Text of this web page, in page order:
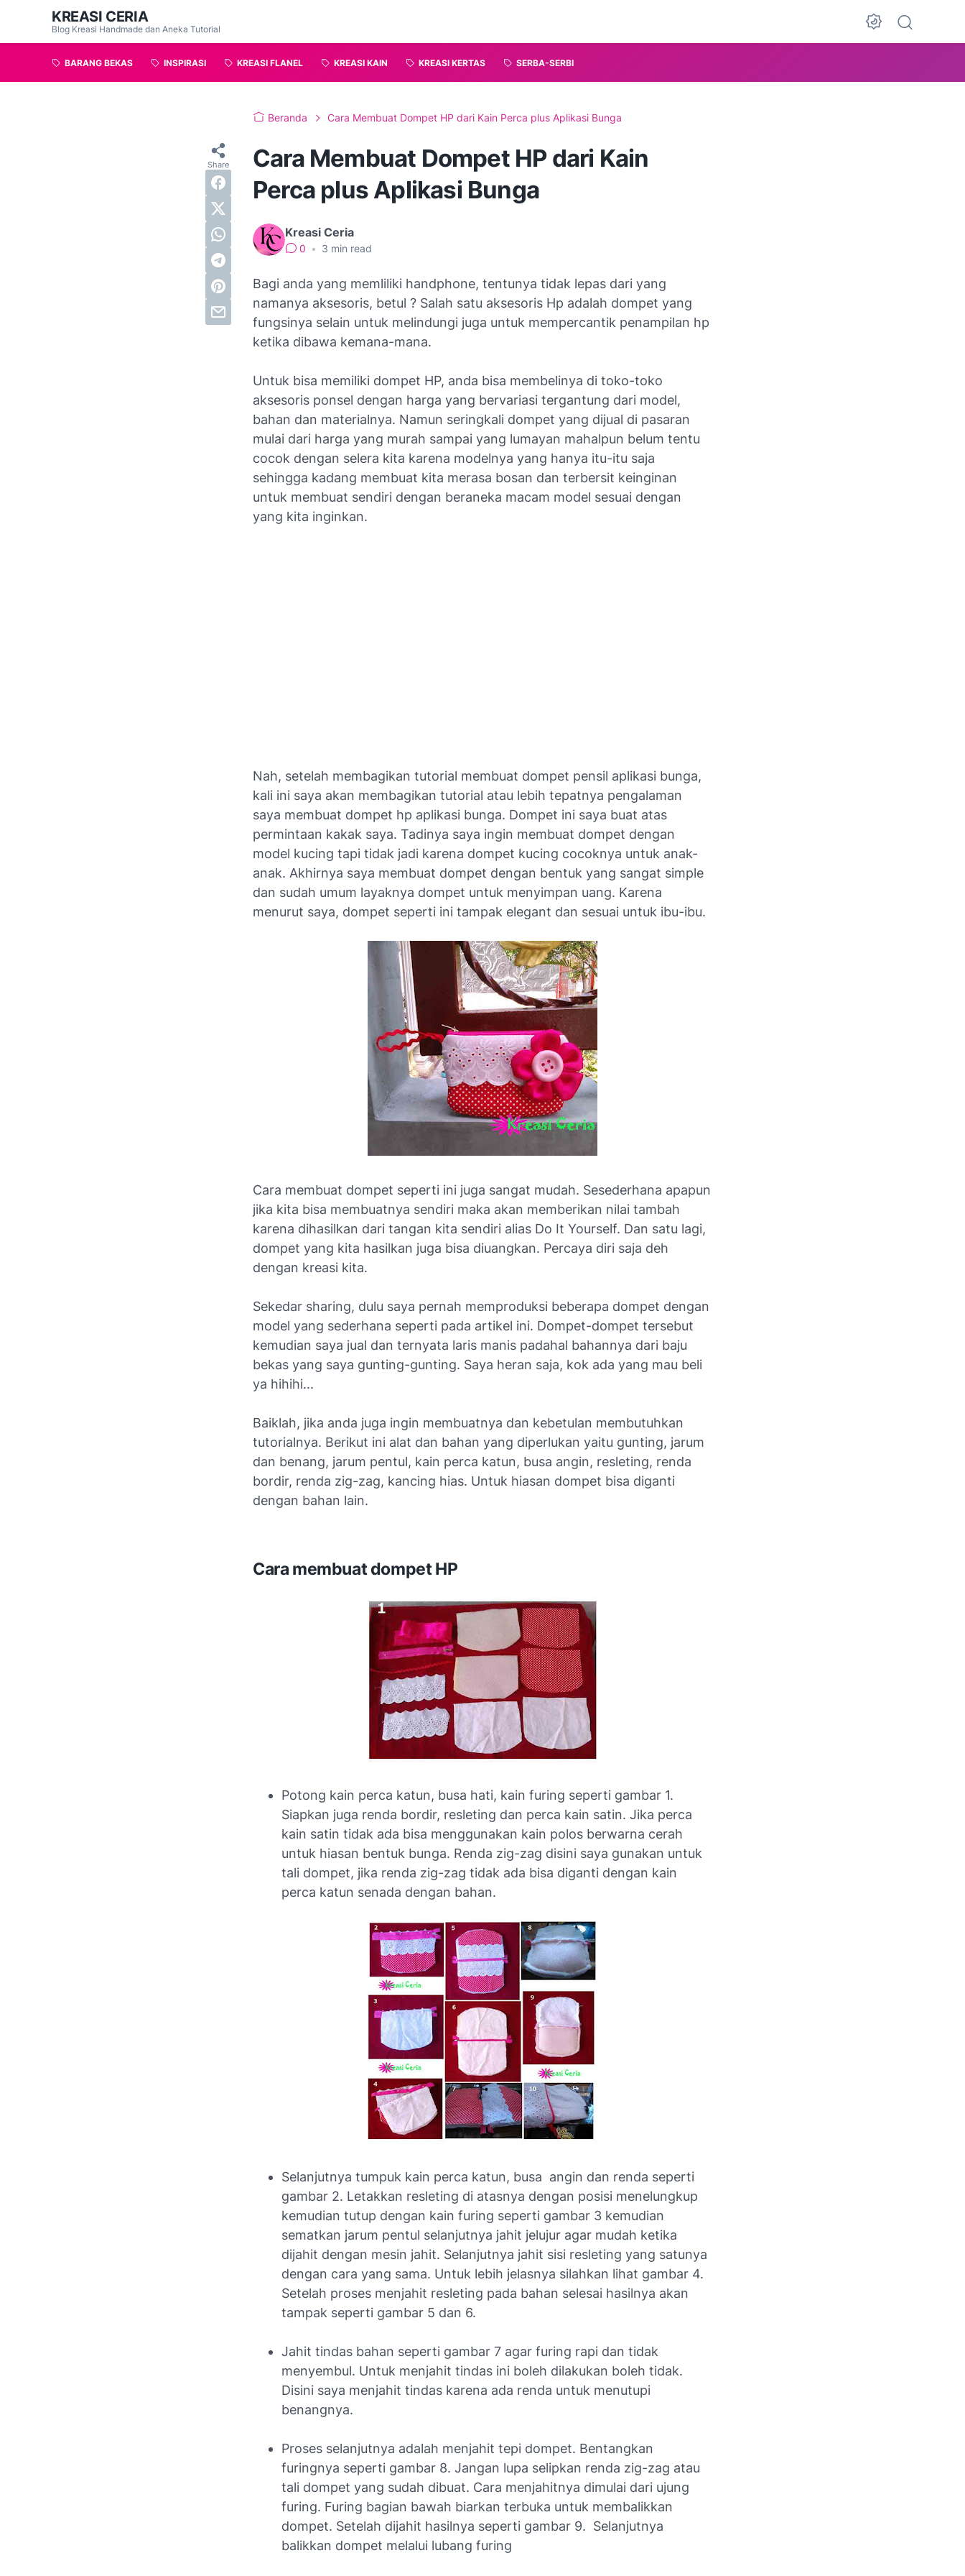
KREASI CERIA
Blog Kreasi Handmade dan Aneka Tutorial
BARANG BEKAS INSPIRASI KREASI FLANEL KREASI KAIN KREASI KERTAS SERBA-SERBI
Beranda Cara Membuat Dompet HP dari Kain Perca plus Aplikasi Bunga
Cara Membuat Dompet HP dari Kain
Perca plus Aplikasi Bunga
Kreasi Ceria
0 • 3 min read
Bagi anda yang memliliki handphone, tentunya tidak lepas dari yang
namanya aksesoris, betul ? Salah satu aksesoris Hp adalah dompet yang
fungsinya selain untuk melindungi juga untuk mempercantik penampilan hp
ketika dibawa kemana-mana.
Untuk bisa memiliki dompet HP, anda bisa membelinya di toko-toko
aksesoris ponsel dengan harga yang bervariasi tergantung dari model,
bahan dan materialnya. Namun seringkali dompet yang dijual di pasaran
mulai dari harga yang murah sampai yang lumayan mahalpun belum tentu
cocok dengan selera kita karena modelnya yang hanya itu-itu saja
sehingga kadang membuat kita merasa bosan dan terbersit keinginan
untuk membuat sendiri dengan beraneka macam model sesuai dengan
yang kita inginkan.
Nah, setelah membagikan tutorial membuat dompet pensil aplikasi bunga,
kali ini saya akan membagikan tutorial atau lebih tepatnya pengalaman
saya membuat dompet hp aplikasi bunga. Dompet ini saya buat atas
permintaan kakak saya. Tadinya saya ingin membuat dompet dengan
model kucing tapi tidak jadi karena dompet kucing cocoknya untuk anak-
anak. Akhirnya saya membuat dompet dengan bentuk yang sangat simple
dan sudah umum layaknya dompet untuk menyimpan uang. Karena
menurut saya, dompet seperti ini tampak elegant dan sesuai untuk ibu-ibu.
Cara membuat dompet seperti ini juga sangat mudah. Sesederhana apapun
jika kita bisa membuatnya sendiri maka akan memberikan nilai tambah
karena dihasilkan dari tangan kita sendiri alias Do It Yourself. Dan satu lagi,
dompet yang kita hasilkan juga bisa diuangkan. Percaya diri saja deh
dengan kreasi kita.
Sekedar sharing, dulu saya pernah memproduksi beberapa dompet dengan
model yang sederhana seperti pada artikel ini. Dompet-dompet tersebut
kemudian saya jual dan ternyata laris manis padahal bahannya dari baju
bekas yang saya gunting-gunting. Saya heran saja, kok ada yang mau beli
ya hihihi...
Baiklah, jika anda juga ingin membuatnya dan kebetulan membutuhkan
tutorialnya. Berikut ini alat dan bahan yang diperlukan yaitu gunting, jarum
dan benang, jarum pentul, kain perca katun, busa angin, resleting, renda
bordir, renda zig-zag, kancing hias. Untuk hiasan dompet bisa diganti
dengan bahan lain.
Cara membuat dompet HP
Potong kain perca katun, busa hati, kain furing seperti gambar 1.
Siapkan juga renda bordir, resleting dan perca kain satin. Jika perca
kain satin tidak ada bisa menggunakan kain polos berwarna cerah
untuk hiasan bentuk bunga. Renda zig-zag disini saya gunakan untuk
tali dompet, jika renda zig-zag tidak ada bisa diganti dengan kain
perca katun senada dengan bahan.
Selanjutnya tumpuk kain perca katun, busa angin dan renda seperti
gambar 2. Letakkan resleting di atasnya dengan posisi menelungkup
kemudian tutup dengan kain furing seperti gambar 3 kemudian
sematkan jarum pentul selanjutnya jahit jelujur agar mudah ketika
dijahit dengan mesin jahit. Selanjutnya jahit sisi resleting yang satunya
dengan cara yang sama. Untuk lebih jelasnya silahkan lihat gambar 4.
Setelah proses menjahit resleting pada bahan selesai hasilnya akan
tampak seperti gambar 5 dan 6.
Jahit tindas bahan seperti gambar 7 agar furing rapi dan tidak
menyembul. Untuk menjahit tindas ini boleh dilakukan boleh tidak.
Disini saya menjahit tindas karena ada renda untuk menutupi
benangnya.
Proses selanjutnya adalah menjahit tepi dompet. Bentangkan
furingnya seperti gambar 8. Jangan lupa selipkan renda zig-zag atau
tali dompet yang sudah dibuat. Cara menjahitnya dimulai dari ujung
furing. Furing bagian bawah biarkan terbuka untuk membalikkan
dompet. Setelah dijahit hasilnya seperti gambar 9. Selanjutnya
balikkan dompet melalui lubang furing